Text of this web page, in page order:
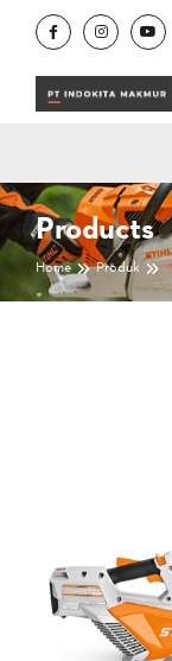
Products
Home Produk